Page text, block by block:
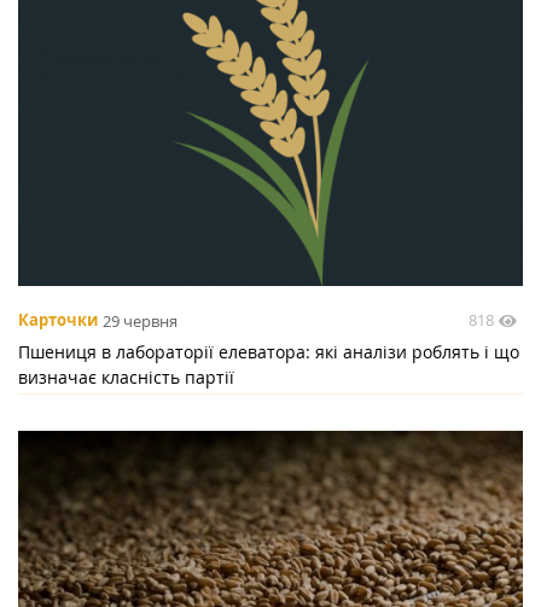
Карточки 29 червня 818
Пшениця в лабораторії елеватора: які аналізи роблять і що
визначає класність партії